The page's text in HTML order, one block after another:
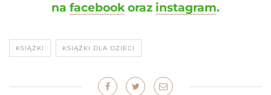
na facebookoraz instagram.
KSIĄŻKI KSIĄŻKI DLA DZIECI